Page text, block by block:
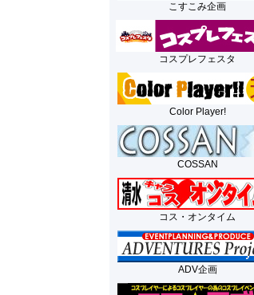
こすこみ企画
コスプレフェスタ
Color Player!
COSSAN
コス・オンタイム
ADV企画